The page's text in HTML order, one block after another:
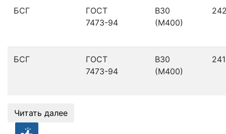
БСГ
ГОСТ
7473-94
В30
(М400)
БСГ
ГОСТ
7473-94
В30
(М400)
Читать далее